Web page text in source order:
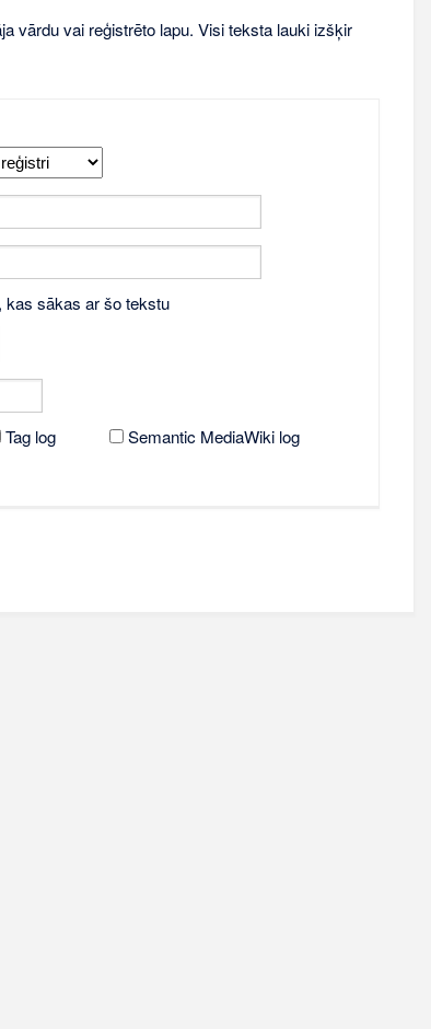
vārdu vai reģistrēto lapu. Visi teksta lauki izšķir
kas sākas ar šo tekstu
Tag log Semantic MediaWiki log